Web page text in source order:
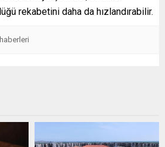
rekabetini daha da hızlandırabilir.